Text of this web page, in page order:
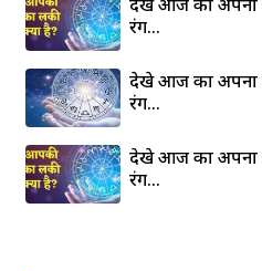
रंग…
देखे आज का अपना
रंग…
देखे आज का अपना
रंग…